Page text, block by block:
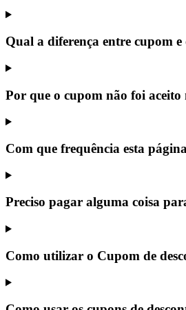
Qual a diferença entre cupom e
Por que o cupom não foi aceito
Com que frequência esta
Preciso pagar alguma coisa
Como utilizar o Cupom de